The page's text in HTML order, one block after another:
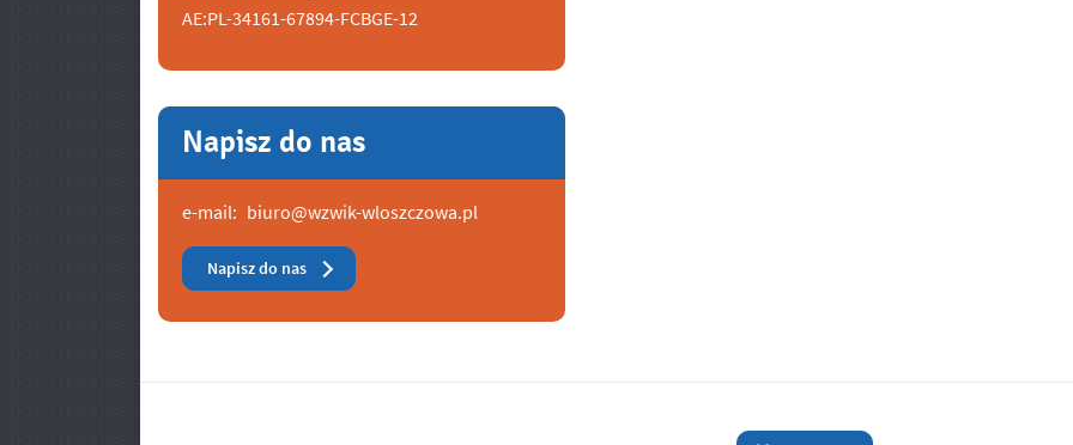
AE:PL-34161-67894-FCBGE-12
Napisz do nas
e-mail: biuro@wzwik-wloszczowa.pl
Napisz do nas